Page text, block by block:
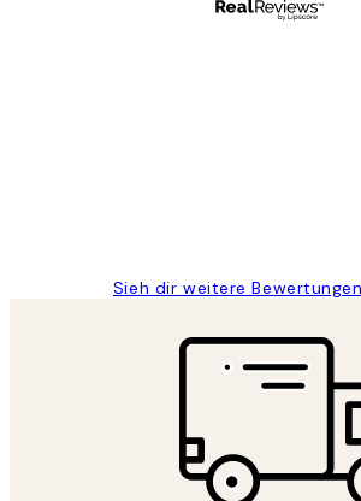
Sieh dir weitere